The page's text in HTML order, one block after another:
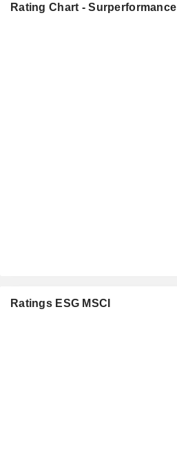
Rating Chart - Surperformance
Ratings ESG MSCI